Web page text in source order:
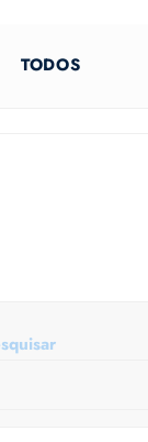
TODOS